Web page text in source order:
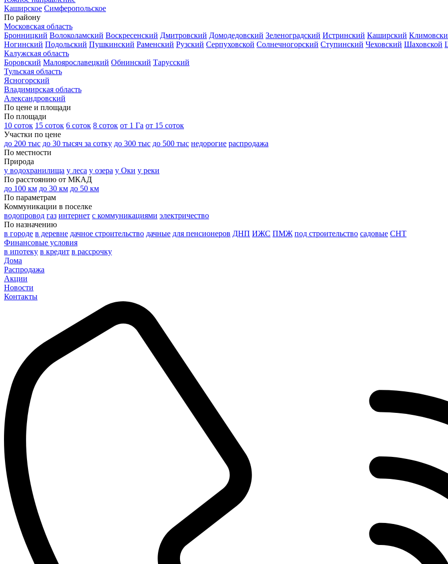
Каширское Симферопольское
По району
Московская область
Бронницкий Волоколамский Воскресенский Дмитровский Домодедовский Зеленоградский Истринский Каширский
Ногинский Подольский Пушкинский Раменский Рузский Серпуховской Солнечногорский Ступинский Чеховский Шаховской
Калужская область
Боровский Малоярославецкий Обнинский Тарусский
Тульская область
Ясногорский
Владимирская область
Александровский
По цене и площади
По площади
10 соток 15 соток 6 соток 8 соток от 1 Га от 15 соток
Участки по цене
до 200 тыс до 30 тысяч за сотку до 300 тыс до 500 тыс недорогие распродажа
По местности
Природа
у водохранилища у леса у озера у Оки у реки
По расстоянию от МКАД
до 100 км до 30 км до 50 км
По параметрам
Коммуникации в поселке
водопровод газ интернет с коммуникациями электричество
По назначению
в городе в деревне дачное строительство дачные для пенсионеров ДНП ИЖС ПМЖ под строительство садовые СНТ
Финансовые условия
в ипотеку в кредит в рассрочку
Дома
Распродажа
Акции
Новости
Контакты